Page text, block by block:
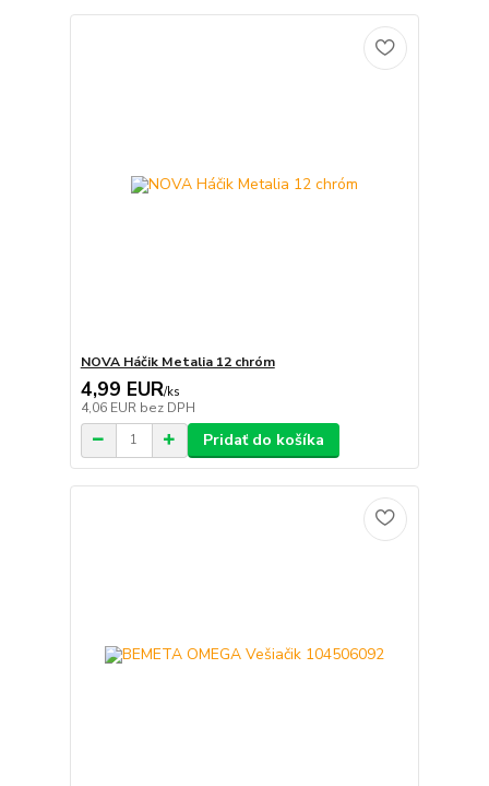
NOVA Háčik Metalia 12 chróm
4,99 EUR/ks
4,06 EUR bez DPH
Pridať do košíka